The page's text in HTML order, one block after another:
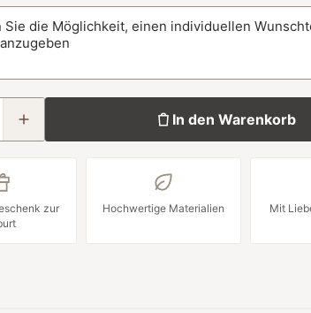
In den Warenkorb
zur
Hochwertige Materialien Mit